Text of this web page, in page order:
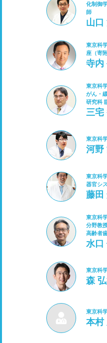
化制御
師
山口
東京科
座（寄
寺内
東京科
がん・
研究科
三宅
東京科
河野
東京科
器官シ
藤田
東京科
分野教
高齢者
水口
東京科
森
東京科
本村